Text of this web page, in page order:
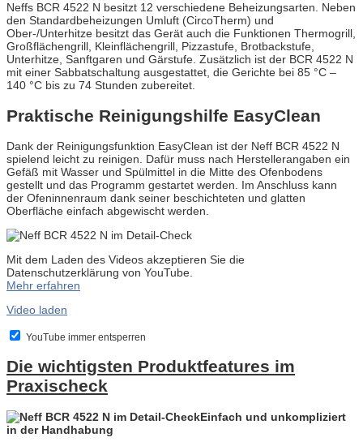
Neffs BCR 4522 N besitzt 12 verschiedene Beheizungsarten. Neben
den Standardbeheizungen Umluft (CircoTherm) und
Ober-/Unterhitze besitzt das Gerät auch die Funktionen Thermogrill,
Großflächengrill, Kleinflächengrill, Pizzastufe, Brotbackstufe,
Unterhitze, Sanftgaren und Gärstufe. Zusätzlich ist der BCR 4522 N
mit einer Sabbatschaltung ausgestattet, die Gerichte bei 85 °C –
140 °C bis zu 74 Stunden zubereitet.
Praktische Reinigungshilfe EasyClean
Dank der Reinigungsfunktion EasyClean ist der Neff BCR 4522 N
spielend leicht zu reinigen. Dafür muss nach Herstellerangaben ein
Gefäß mit Wasser und Spülmittel in die Mitte des Ofenbodens
gestellt und das Programm gestartet werden. Im Anschluss kann
der Ofeninnenraum dank seiner beschichteten und glatten
Oberfläche einfach abgewischt werden.
Mit dem Laden des Videos akzeptieren Sie die
Datenschutzerklärung von YouTube.
Mehr erfahren
Video laden
YouTube immer entsperren
Die wichtigsten Produktfeatures im
Praxischeck
Einfach und unkompliziert
in der Handhabung